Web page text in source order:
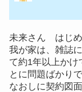
未来さん はじめ
我が家は、雑誌
て約1年以上かけ
とに問題ばかり
なおしに契約図